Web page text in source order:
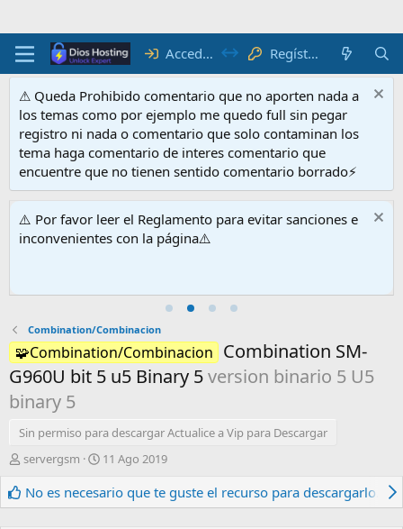
Acceder Regístrate
⚠ Queda Prohibido comentario que no aporten nada a
los temas como por ejemplo me quedo full sin pegar
registro ni nada o comentario que solo contaminan los
tema haga comentario de interes comentario que
encuentre que no tienen sentido comentario borrado⚡
⚠️ Por favor leer el Reglamento para evitar sanciones e
inconvenientes con la página⚠️
Combination/Combinacion
🧩Combination/Combinacion Combination SM-
G960U bit 5 u5 Binary 5version binario 5 U5
binary 5
Sin permiso para descargar Actualice a Vip para Descargar
A
t
o
servergsm
F
c
h
11 Ago 2019
No es necesario que te guste el recurso para descargarlo.